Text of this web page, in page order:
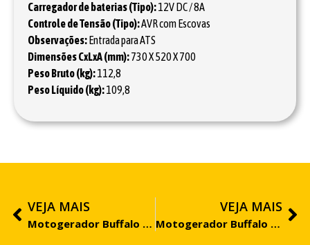
Carregador de baterias (Tipo):12V DC / 8A
Controle de Tensão (Tipo):AVR com Escovas
Observações:Entrada para ATS
Dimensões CxLxA (mm):730 X 520 X 700
Peso Bruto (kg):112,8
Peso Líquido (kg):109,8
VEJA MAIS
Motogerador Buffalo BFDE 8.000 PRO
VEJA MAIS
Motogerador Buffalo BFDE 8.000 Trifásico 380V PRO